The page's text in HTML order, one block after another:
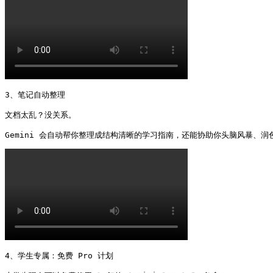
3、笔记自动整理
文档太乱？没关系。
Gemini 会自动帮你整理成结构清晰的学习指南，还能协助你头脑风暴、润
4、学生专属：免费 Pro 计划